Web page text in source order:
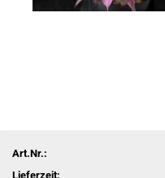
Art.Nr.:
Lieferzeit: